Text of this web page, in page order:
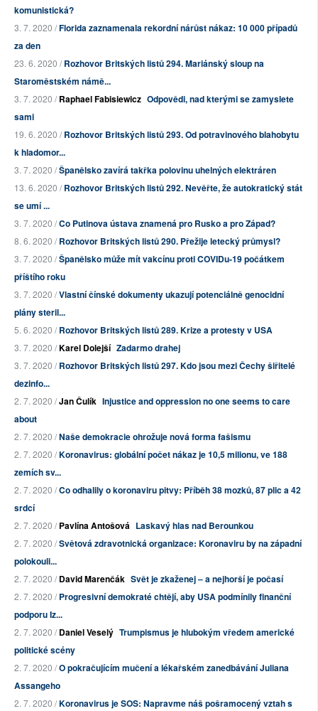
komunistická?
3. 7. 2020 /Florida zaznamenala rekordní nárůst nákaz: 10 000 případů
za den
23. 6. 2020 /Rozhovor Britských listů 294. Mariánský sloup na
Staroměstském námě...
3. 7. 2020 /Raphael Fabisiewicz Odpovědi, nad kterými se zamyslete
sami
19. 6. 2020 /Rozhovor Britských listů 293. Od potravinového blahobytu
k hladomor...
3. 7. 2020 /Španělsko zavírá takřka polovinu uhelných elektráren
13. 6. 2020 /Rozhovor Britských listů 292. Nevěřte, že autokratický stát
se umí ...
3. 7. 2020 /Co Putinova ústava znamená pro Rusko a pro Západ?
8. 6. 2020 /Rozhovor Britských listů 290. Přežije letecký průmysl?
3. 7. 2020 /Španělsko může mít vakcínu proti COVIDu-19 počátkem
příštího roku
3. 7. 2020 /Vlastní čínské dokumenty ukazují potenciálně genocidní
plány steril...
5. 6. 2020 /Rozhovor Britských listů 289. Krize a protesty v USA
3. 7. 2020 /Karel Dolejší Zadarmo drahej
3. 7. 2020 /Rozhovor Britských listů 297. Kdo jsou mezi Čechy šiřitelé
dezinfo...
2. 7. 2020 /Jan Čulík Injustice and oppression no one seems to care
about
2. 7. 2020 /Naše demokracie ohrožuje nová forma fašismu
2. 7. 2020 /Koronavirus: globální počet nákaz je 10,5 milionu, ve 188
zemích sv...
2. 7. 2020 /Co odhalily o koronaviru pitvy: Příběh 38 mozků, 87 plic a 42
srdcí
2. 7. 2020 /Pavlína Antošová Laskavý hlas nad Berounkou
2. 7. 2020 /Světová zdravotnická organizace: Koronaviru by na západní
polokouli...
2. 7. 2020 /David Marenčák Svět je zkaženej – a nejhorší je počasí
2. 7. 2020 /Progresivní demokraté chtějí, aby USA podmínily finanční
podporu Iz...
2. 7. 2020 /Daniel Veselý Trumpismus je hlubokým vředem americké
politické scény
2. 7. 2020 /O pokračujícím mučení a lékařském zanedbávání Juliana
Assangeho
2. 7. 2020 /Koronavirus je SOS: Napravme náš pošramocený vztah s